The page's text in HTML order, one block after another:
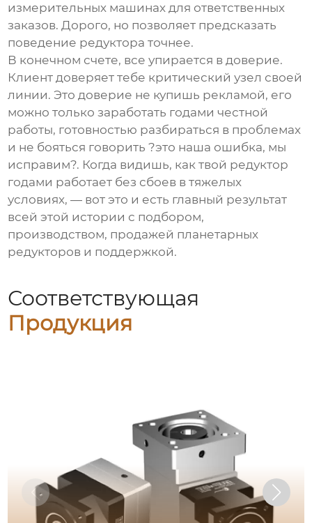
измерительных машинах для ответственных
заказов. Дорого, но позволяет предсказать
поведение редуктора точнее.
В конечном счете, все упирается в доверие.
Клиент доверяет тебе критический узел своей
линии. Это доверие не купишь рекламой, его
можно только заработать годами честной
работы, готовностью разбираться в проблемах
и не бояться говорить ?это наша ошибка, мы
исправим?. Когда видишь, как твой редуктор
годами работает без сбоев в тяжелых
условиях, — вот это и есть главный результат
всей этой истории с подбором,
производством, продажей планетарных
редукторов и поддержкой.
Соответствующая
Продукция